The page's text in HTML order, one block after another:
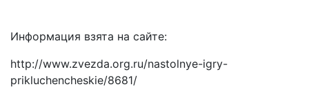
Информация взята на сайте:
http://www.zvezda.org.ru/nastolnye-igry-
prikluchencheskie/8681/